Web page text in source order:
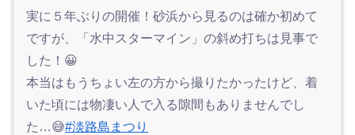
実に５年ぶりの開催！砂浜から見るのは確か初めて
ですが、「水中スターマイン」の斜め打ちは見事で
した！😀
本当はもうちょい左の方から撮りたかったけど、着
いた頃には物凄い人で入る隙間もありませんでし
た…😅#淡路島まつり